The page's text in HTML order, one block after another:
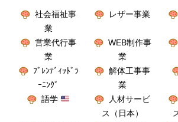
社会福祉事
業
レザー事業
営業代行事
業
WEB制作事
業
ﾌﾞﾚﾝﾃﾞｨｯﾄﾞﾗ
ｰﾆﾝｸﾞ
解体工事事
業
語学
人材サービ
ス（日本）